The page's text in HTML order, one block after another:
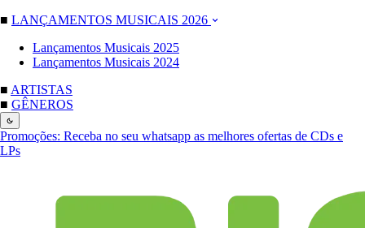
■ LANÇAMENTOS MUSICAIS 2026
Lançamentos Musicais 2025
Lançamentos Musicais 2024
■ ARTISTAS
■ GÊNEROS
Promoções: Receba no seu whatsapp as melhores ofertas de CDs e
LPs